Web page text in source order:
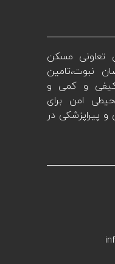
تعاونی مسکن
نبوت،تامین
و کمی و
امن برای
پیراپزشکی در